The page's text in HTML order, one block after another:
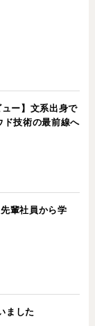
ュー】文系出身で
ド技術の最前線へ
輩社員から学
ました